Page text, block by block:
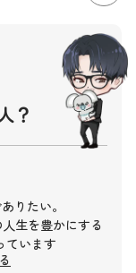
？
りたい。
生を豊かにする
ています